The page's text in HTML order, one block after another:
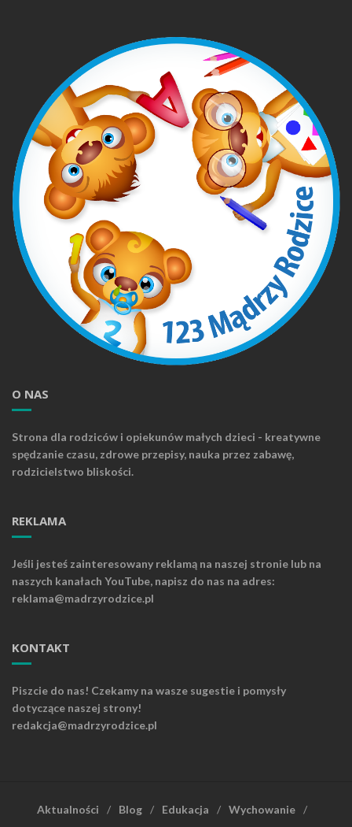
O NAS
Strona dla rodziców i opiekunów małych dzieci - kreatywne
spędzanie czasu, zdrowe przepisy, nauka przez zabawę,
rodzicielstwo bliskości.
REKLAMA
Jeśli jesteś zainteresowany reklamą na naszej stronie lub na
naszych kanałach YouTube, napisz do nas na adres:
reklama@madrzyrodzice.pl
KONTAKT
Piszcie do nas! Czekamy na wasze sugestie i pomysły
dotyczące naszej strony!
redakcja@madrzyrodzice.pl
Aktualności Blog Edukacja
Wychowanie